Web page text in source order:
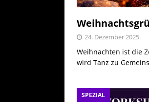
24. Dezember 2025
Weihnachten ist die
wird Tanz zu
SPEZIAL